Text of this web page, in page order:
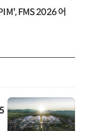
FMS 2026 어